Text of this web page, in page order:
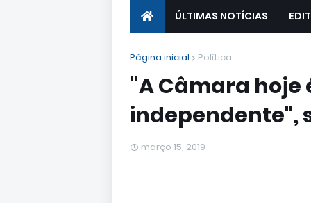
ÚLTIMAS NOTÍCIAS
Página inicial Política
"A Câmara hoje
independente",
março 15, 2019